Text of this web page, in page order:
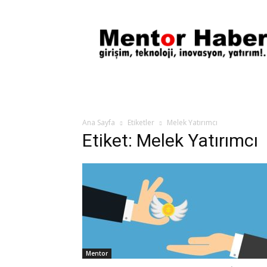
Haber
Ana Sayfa Etiketler Melek Yatırımcı
Etiket: Melek Yatırımcı
Mentor